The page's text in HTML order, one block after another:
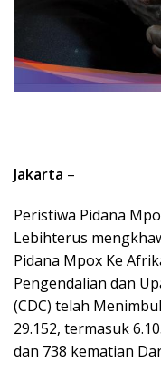
Jakarta –
Peristiwa Pidana
Lebihterus
Pidana Mpox Ke
Pengendalian dan
(CDC) telah
29.152, termasuk
dan 738 kematian